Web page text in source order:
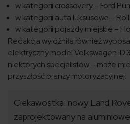
w kategorii crossovery – Ford
w kategorii auta luksusowe –
w kategorii pojazdy miejskie –
Redakcja wyróżniła również
elektryczny model Volkswagen
niektórych specjalistów – może
przyszłość branży motoryzacyjnej.
Ciekawostka: nowy Land
zaprojektowany na